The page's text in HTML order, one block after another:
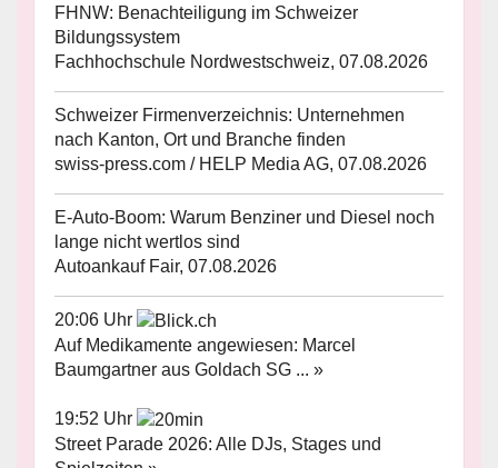
FHNW: Benachteiligung im Schweizer
Bildungssystem
Fachhochschule Nordwestschweiz, 07.08.2026
Schweizer Firmenverzeichnis: Unternehmen
nach Kanton, Ort und Branche finden
swiss-press.com / HELP Media AG, 07.08.2026
E-Auto-Boom: Warum Benziner und Diesel noch
lange nicht wertlos sind
Autoankauf Fair, 07.08.2026
20:06 Uhr
Auf Medikamente angewiesen: Marcel
Baumgartner aus Goldach SG ... »
19:52 Uhr
Street Parade 2026: Alle DJs, Stages und